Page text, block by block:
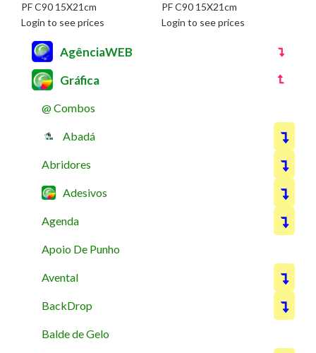
PF C90 15X21cm
Login to see prices
PF C90 15X21cm
Login to see prices
AgênciaWEB
Gráfica
@ Combos
Abadá
Abridores
Adesivos
Agenda
Apoio De Punho
Avental
BackDrop
Balde de Gelo